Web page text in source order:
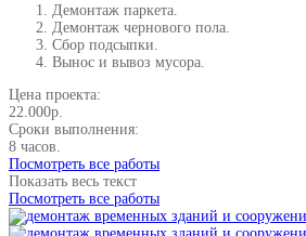
Демонтаж паркета.
Демонтаж чернового пола.
Сбор подсыпки.
Вынос и вывоз мусора.
Цена проекта:
22.000р.
Сроки выполнения:
8 часов.
Посмотреть все работы
Показать весь текст
Посмотреть все работы